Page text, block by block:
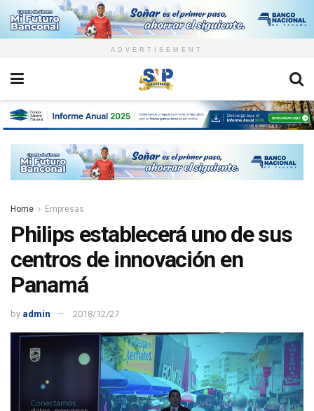
ADVERTISEMENT
Home Empresas
Philips establecerá uno de sus
centros de innovación en
Panamá
by admin 2018/12/27